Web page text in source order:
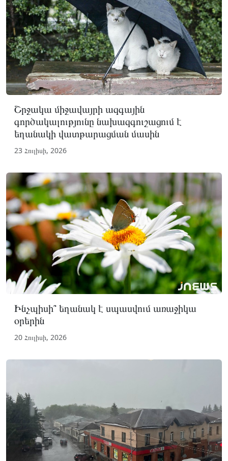
Շրջակա միջավայրի ազգային
գործակալությունը նախազգուշացում է
եղանակի վատթարացման մասին
23 Հուլիսի, 2026
Ինչպիսի՞ եղանակ է սպասվում առաջիկա
օրերին
20 Հուլիսի, 2026